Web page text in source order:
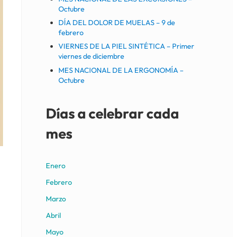
Octubre
DÍA DEL DOLOR DE MUELAS – 9 de
febrero
VIERNES DE LA PIEL SINTÉTICA – Primer
viernes de diciembre
MES NACIONAL DE LA ERGONOMÍA –
Octubre
Días a celebrar cada
mes
Enero
Febrero
Marzo
Abril
Mayo